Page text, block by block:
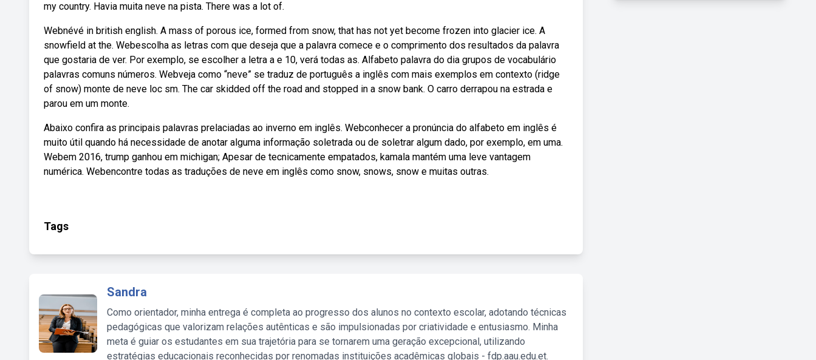
my country. Havia muita neve na pista. There was a lot of.
Webnévé in british english. A mass of porous ice, formed from snow, that has not yet become frozen into glacier ice. A
snowfield at the. Webescolha as letras com que deseja que a palavra comece e o comprimento dos resultados da palavra
que gostaria de ver. Por exemplo, se escolher a letra a e 10, verá todas as. Alfabeto palavra do dia grupos de vocabulário
palavras comuns números. Webveja como “neve” se traduz de português a inglês com mais exemplos em contexto (ridge
of snow) monte de neve loc sm. The car skidded off the road and stopped in a snow bank. O carro derrapou na estrada e
parou em um monte.
Abaixo confira as principais palavras prelaciadas ao inverno em inglês. Webconhecer a pronúncia do alfabeto em inglês é
muito útil quando há necessidade de anotar alguma informação soletrada ou de soletrar algum dado, por exemplo, em uma.
Webem 2016, trump ganhou em michigan; Apesar de tecnicamente empatados, kamala mantém uma leve vantagem
numérica. Webencontre todas as traduções de neve em inglês como snow, snows, snow e muitas outras.
Tags
Sandra
Como orientador, minha entrega é completa ao progresso dos alunos no contexto escolar, adotando técnicas
pedagógicas que valorizam relações autênticas e são impulsionadas por criatividade e entusiasmo. Minha
meta é guiar os estudantes em sua trajetória para se tornarem uma geração excepcional, utilizando
estratégias educacionais reconhecidas por renomadas instituições acadêmicas globais - fdp.aau.edu.et.